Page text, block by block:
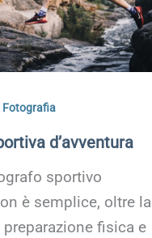
Fotografia
d’avventura
sportivo
è semplice, oltre la
fisica e